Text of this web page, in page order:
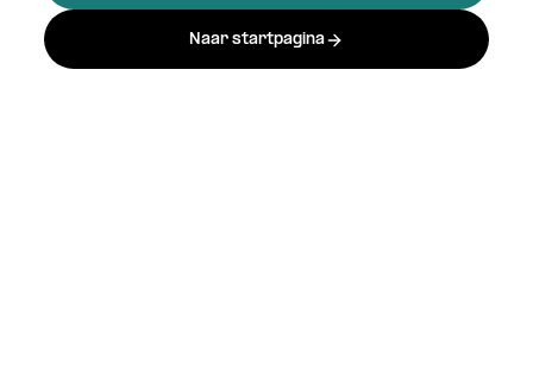
Naar startpagina